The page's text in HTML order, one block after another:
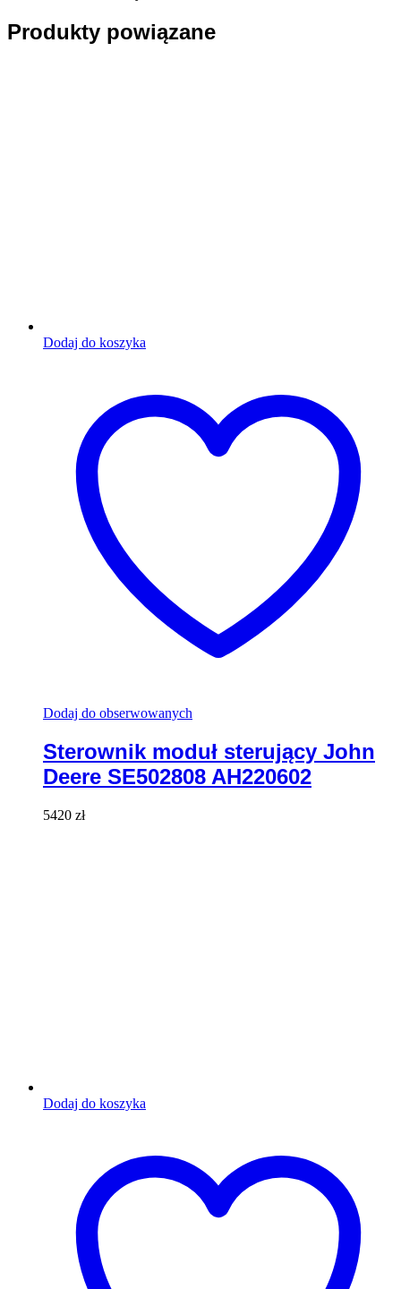
Produkty powiązane
Dodaj do koszyka
Dodaj do obserwowanych
Sterownik moduł sterujący John
Deere SE502808 AH220602
5420 zł
Dodaj do koszyka